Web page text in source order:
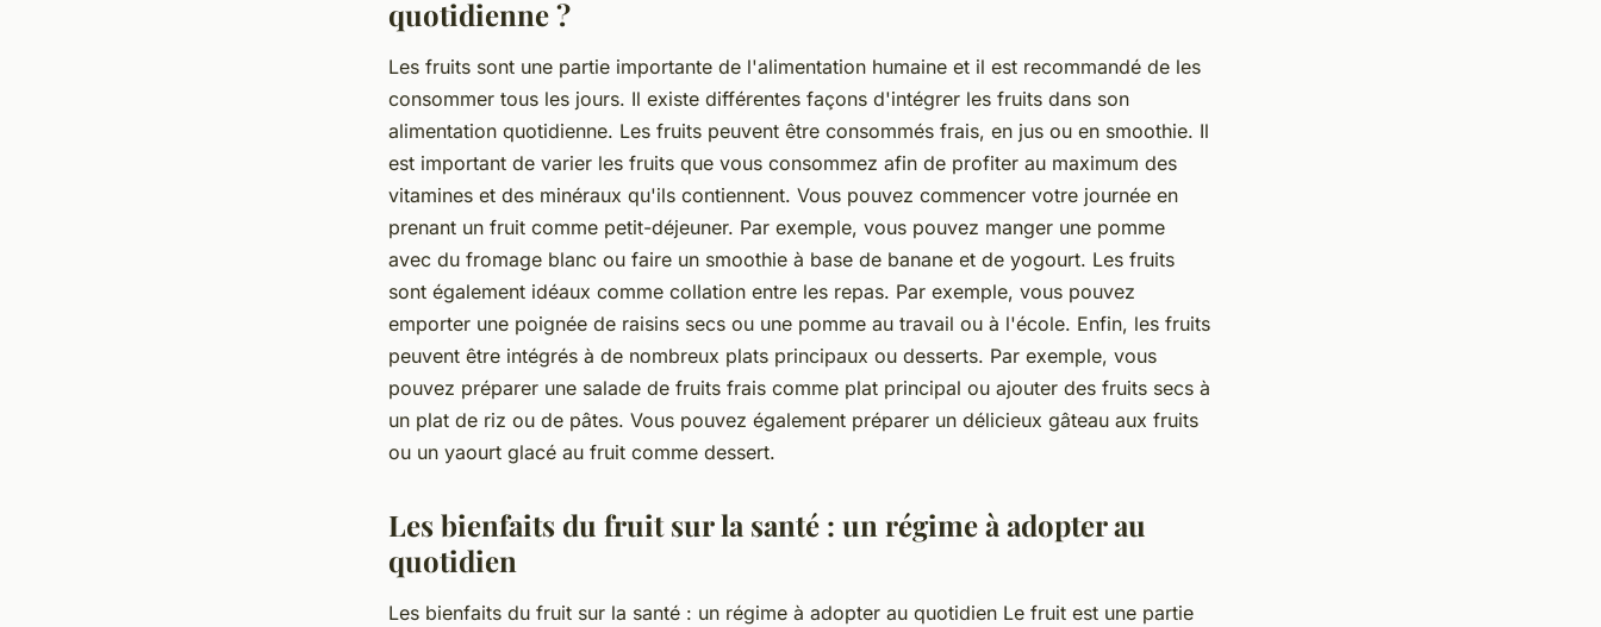
quotidienne ?
Les fruits sont une partie importante de l'alimentation humaine et il est recommandé de les
consommer tous les jours. Il existe différentes façons d'intégrer les fruits dans son
alimentation quotidienne. Les fruits peuvent être consommés frais, en jus ou en smoothie. Il
est important de varier les fruits que vous consommez afin de profiter au maximum des
vitamines et des minéraux qu'ils contiennent. Vous pouvez commencer votre journée en
prenant un fruit comme petit-déjeuner. Par exemple, vous pouvez manger une pomme
avec du fromage blanc ou faire un smoothie à base de banane et de yogourt. Les fruits
sont également idéaux comme collation entre les repas. Par exemple, vous pouvez
emporter une poignée de raisins secs ou une pomme au travail ou à l'école. Enfin, les fruits
peuvent être intégrés à de nombreux plats principaux ou desserts. Par exemple, vous
pouvez préparer une salade de fruits frais comme plat principal ou ajouter des fruits secs à
un plat de riz ou de pâtes. Vous pouvez également préparer un délicieux gâteau aux fruits
ou un yaourt glacé au fruit comme dessert.
Les bienfaits du fruit sur la santé : un régime à adopter au
quotidien
Les bienfaits du fruit sur la santé : un régime à adopter au quotidien Le fruit est une partie